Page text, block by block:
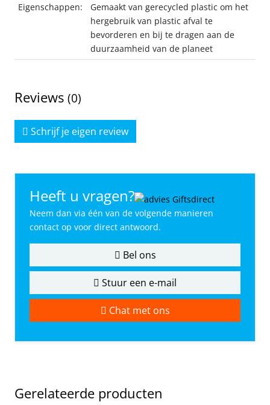
Eigenschappen:
Gemaakt van gerecycled plastic om het
hergebruik van plastic afval te
bevorderen en bij te dragen aan de
duurzaamheid van de planeet
Reviews (0)
Schrijf je eigen review
Heeft u vragen?
Neem dan via één van de volgende manieren
contact op voor direct antwoord.
Bel ons
Stuur een e-mail
Chat met ons
Gerelateerde producten